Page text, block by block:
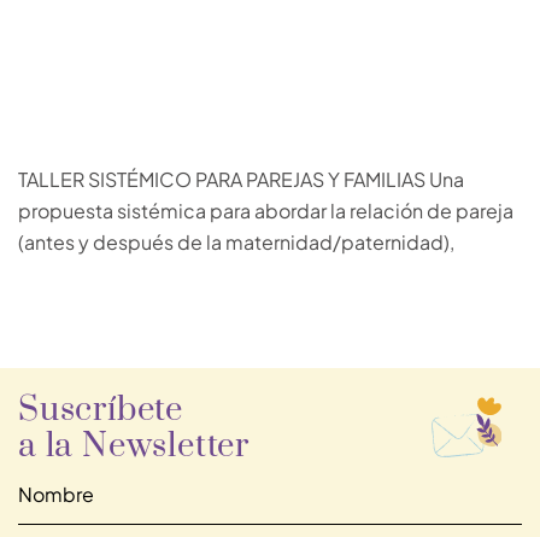
TALLER SISTÉMICO PARA PAREJAS Y FAMILIAS Una
propuesta sistémica para abordar la relación de pareja
(antes y después de la maternidad/paternidad),
Suscríbete
a la Newsletter